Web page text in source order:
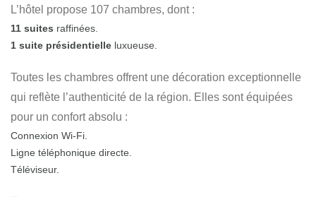
L’hôtel propose 107 chambres, dont :
11 suites raffinées.
1 suite présidentielle luxueuse.
Toutes les chambres offrent une décoration exceptionnelle
qui reflète l’authenticité de la région. Elles sont équipées
pour un confort absolu :
Connexion Wi-Fi.
Ligne téléphonique directe.
Téléviseur.